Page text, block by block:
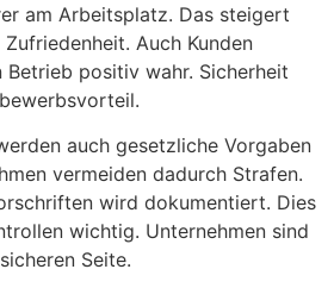
am Arbeitsplatz. Das steigert
Auch Kunden
Betrieb positiv wahr. Sicherheit
auch gesetzliche Vorgaben
vermeiden dadurch Strafen.
wird dokumentiert. Dies
wichtig. Unternehmen sind
Seite.